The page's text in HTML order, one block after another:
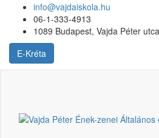
info@vajdaiskola.hu
06-1-333-4913
1089 Budapest, Vajda Péter
E-Kréta